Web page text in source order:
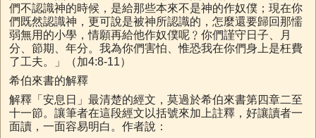
們不認識神的時候，是給那些本來不是神的作奴僕；現在你
們既然認識神，更可說是被神所認識的，怎麼還要歸回那懦
弱無用的小學，情願再給他作奴僕呢﹖你們謹守日子、月
分、節期、年分。我為你們害怕、惟恐我在你們身上是枉費
了工夫。」（加4:8-11）
希伯來書的解釋
解釋「安息日」最清楚的經文，莫過於希伯來書第四章二至
十一節。讓筆者在這段經文以括號來加上註釋，好讓讀者一
面讀，一面容易明白。作者說：